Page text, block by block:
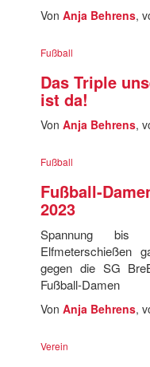
Von Anja Behrens,
Fußball
Das Triple
ist da!
Von Anja Behrens,
Fußball
Fußball-
2023
Spannung
Elfmeterschießen
gegen die SG
Fußball-Damen
Von Anja Behrens,
Verein